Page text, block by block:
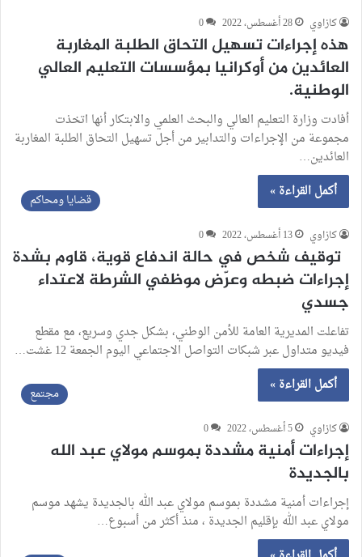
كازاوي 28 أغسطس، 2022 0
هذه إجراءات تسهيل التحاق الطلبة المغاربة
العائدين من أوكرانيا بمؤسسات التعليم العالي
الوطنية.
أفادت وزارة التعليم العالي والبحث العلمي والابتكار أنها اتخذت
مجموعة من الإجراءات والتدابير من أجل تسهيل التحاق الطلبة المغاربة
العائدين…
أكمل القراءة »
قضايا ومحاكم
كازاوي 13 أغسطس، 2022 0
توقيف شخص في حالة اندفاع قوية، قاوم بشدة
إجراءات ضبطه وعرّض موظفي الشرطة لاعتداء
جسدي
تفاعلت المديرية العامة للأمن الوطني، بشكل جدي وسريع، مع مقطع
فيديو متداول عبر شبكات التواصل الاجتماعي اليوم الجمعة 12 غشت…
أكمل القراءة »
مجتمع
كازاوي 5 أغسطس، 2022 0
إجراءات أمنية مشددة بموسم مولاي عبد الله
بالجديدة
إجراءات أمنية مشددة بموسم مولاي عبد الله بالجديدة يشهد موسم
مولاي عبد الله بإقليم الجديدة ، منذ أكثر من أسبوع…